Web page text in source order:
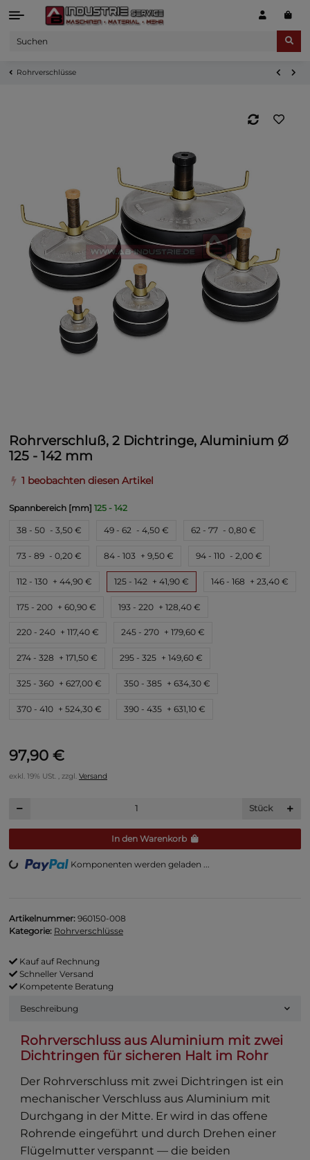
Rohrverschlüsse
Rohrverschluß, 2 Dichtringe, Aluminium Ø
125 - 142 mm
1 beobachten diesen Artikel
Spannbereich [mm] 125 - 142
38 - 50 - 3,50 € 49 - 62 - 4,50 € 62 - 77 - 0,80 €
73 - 89 - 0,20 € 84 - 103 + 9,50 € 94 - 110 - 2,00 €
112 - 130 + 44,90 € 125 - 142 + 41,90 € 146 - 168 + 23,40 €
175 - 200 + 60,90 € 193 - 220 + 128,40 €
220 - 240 + 117,40 € 245 - 270 + 179,60 €
274 - 328 + 171,50 € 295 - 325 + 149,60 €
325 - 360 + 627,00 € 350 - 385 + 634,30 €
370 - 410 + 524,30 € 390 - 435 + 631,10 €
97,90 €
exkl. 19% USt. , zzgl. Versand
Stück
In den Warenkorb
Loading... Komponenten werden geladen ...
Artikelnummer: 960150-008
Kategorie: Rohrverschlüsse
Kauf auf Rechnung
Schneller Versand
Kompetente Beratung
Beschreibung
Rohrverschluss aus Aluminium mit zwei
Dichtringen für sicheren Halt im Rohr
Der Rohrverschluss mit zwei Dichtringen ist ein
mechanischer Verschluss aus Aluminium mit
Durchgang in der Mitte. Er wird in das offene
Rohrende eingeführt und durch Drehen einer
Flügelmutter verspannt — die beiden